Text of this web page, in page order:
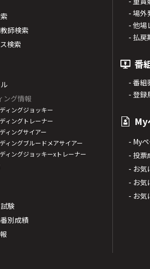
師検索
検索
ング情報
ィングジョッキー
ィングトレーナー
ィングサイアー
ィングブルードメアサイアー
ィングジョッキーxトレーナー
験
別成績
- 場外
- 他場
- 払戻
番
- 番組
- 登録
My
- My
- 投票
- お気
- お気
- お気